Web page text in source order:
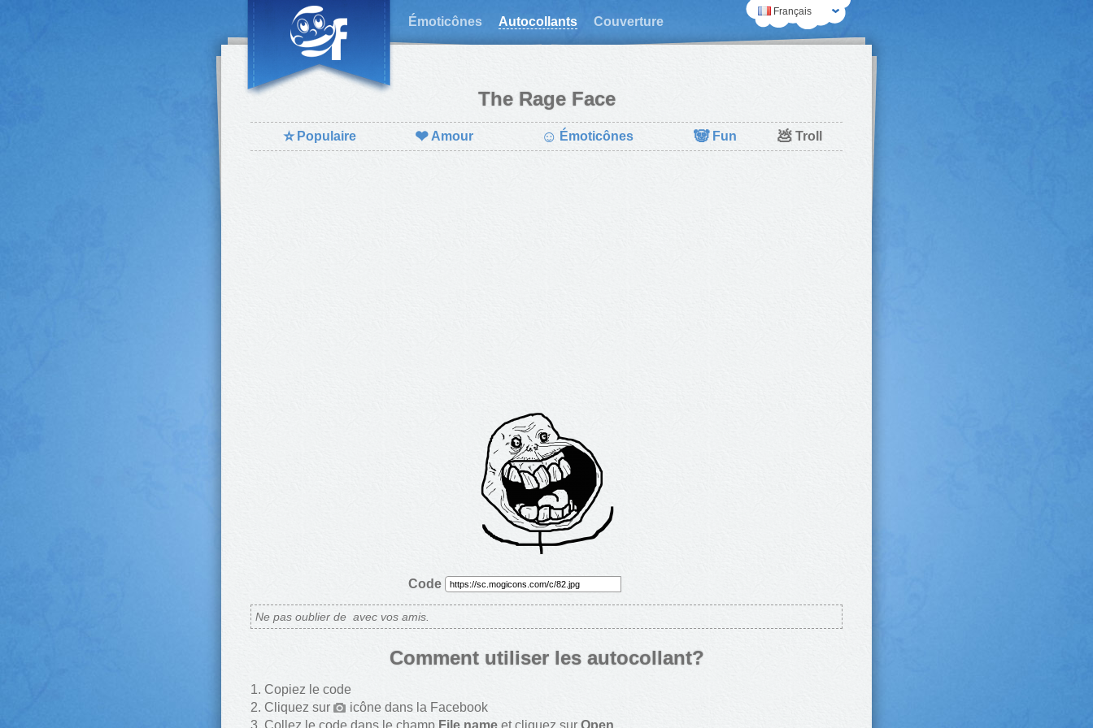
Émoticônes Autocollants Couverture
Français
The Rage Face
⭐ Populaire ❤ Amour ☺ Émoticônes 🐼 Fun 💩 Troll
Code
Ne pas oublier de avec vos amis.
Comment utiliser les autocollant?
Copiez le code
Cliquez sur
icône dans la Facebook
Collez le code dans le champ File name et cliquez sur Open